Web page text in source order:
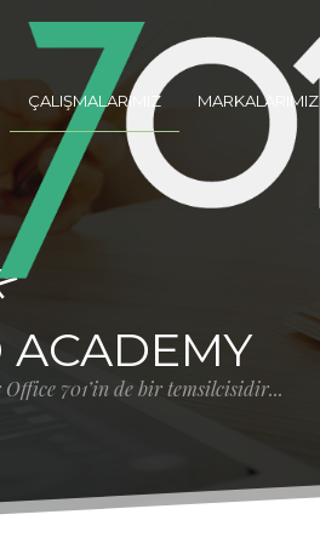
ÇALIŞMALARIMIZ MARKALARIMIZ
701’in de bir temsilcisidir...